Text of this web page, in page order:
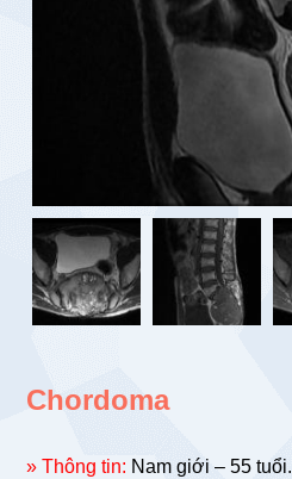
Chordoma
» Thông tin: Nam giới – 55 tuổi.